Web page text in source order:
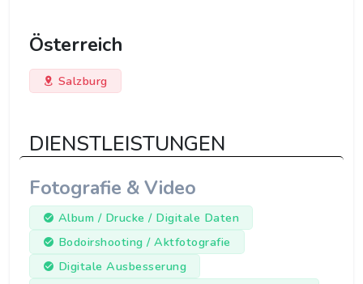
Österreich
Salzburg
DIENSTLEISTUNGEN
Fotografie & Video
Album / Drucke / Digitale Daten
Bodoirshooting / Aktfotografie
Digitale Ausbesserung